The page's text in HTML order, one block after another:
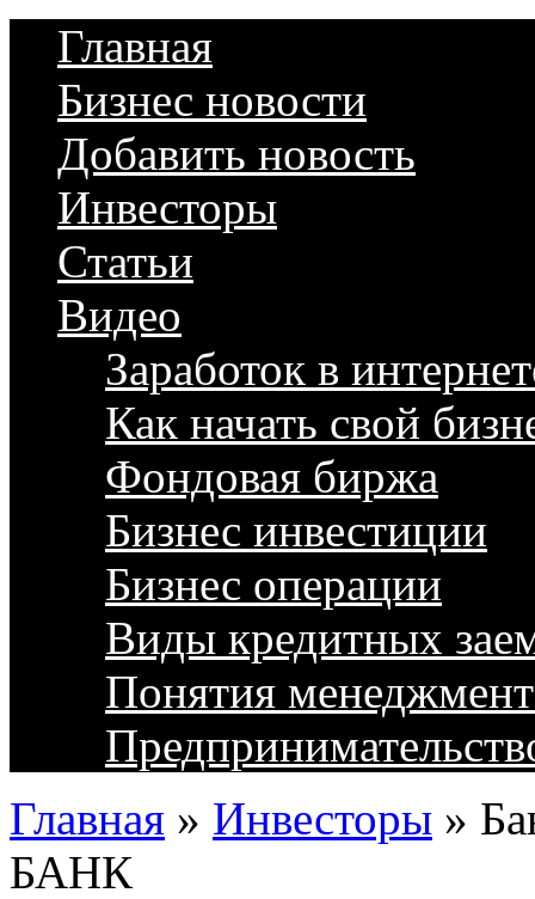
Главная
Бизнес новости
Добавить новость
Инвесторы
Статьи
Видео
Заработок в
Как начать свой
Фондовая биржа
Бизнес инвестиции
Бизнес операции
Виды кредитных
Понятия
Главная » Инвесторы »
БАНК